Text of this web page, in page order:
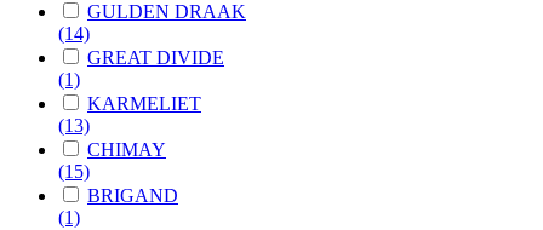
GULDEN DRAAK
(14)
GREAT DIVIDE
(1)
KARMELIET
(13)
CHIMAY
(15)
BRIGAND
(1)